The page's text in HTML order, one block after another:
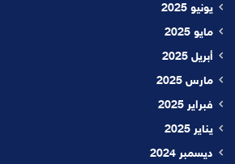
يونيو 2025
مايو 2025
أبريل 2025
مارس 2025
فبراير 2025
يناير 2025
ديسمبر 2024